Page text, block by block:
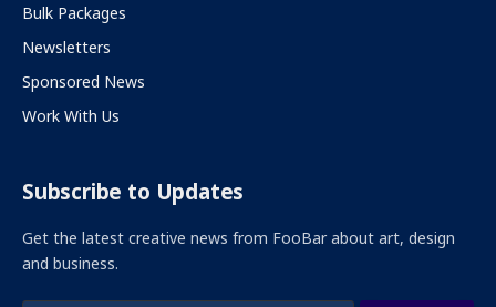
Bulk Packages
Newsletters
Sponsored News
Work With Us
Subscribe to Updates
Get the latest creative news from FooBar about art, design
and business.